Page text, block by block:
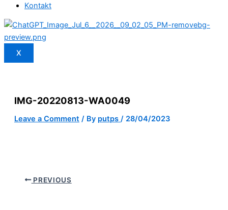
Kontakt
X
IMG-20220813-WA0049
Leave a Comment / By putps / 28/04/2023
PREVIOUS